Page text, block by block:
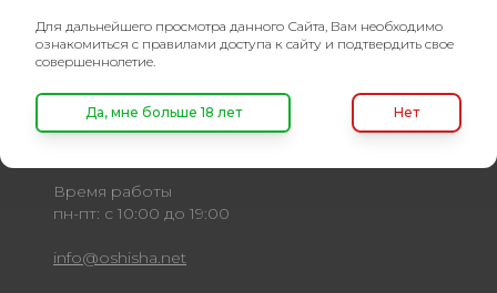
Оптовый портал
товаров для кальяна
8 (495) 740-22-08
Время работы
пн-пт: с 10:00 до 19:00
info@oshisha.net
Для дальнейшего просмотра данного Сайта, Вам необходимо
ознакомиться с правилами доступа к сайту и подтвердить свое
совершеннолетие.
Да, мне больше 18 лет Нет